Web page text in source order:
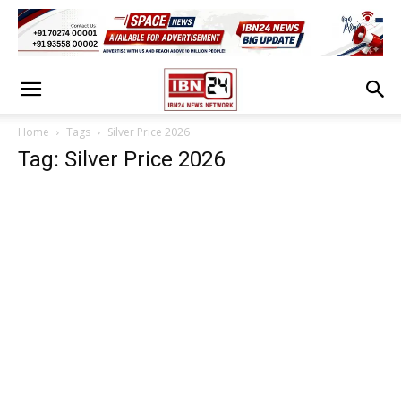
Home Tags Silver Price 2026
Tag: Silver Price 2026